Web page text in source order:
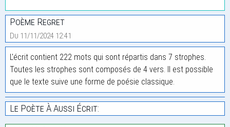
Poème Regret
Du 11/11/2024 12:41
L'écrit contient 222 mots qui sont répartis dans 7 strophes.
Toutes les strophes sont composés de 4 vers. Il est possible
que le texte suive une forme de poésie classique.
Le Poète À Aussi Écrit: